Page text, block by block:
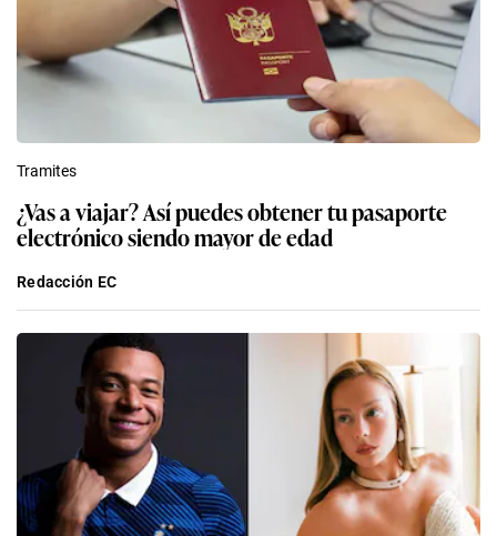
Tramites
¿Vas a viajar? Así puedes obtener tu pasaporte
electrónico siendo mayor de edad
Redacción EC